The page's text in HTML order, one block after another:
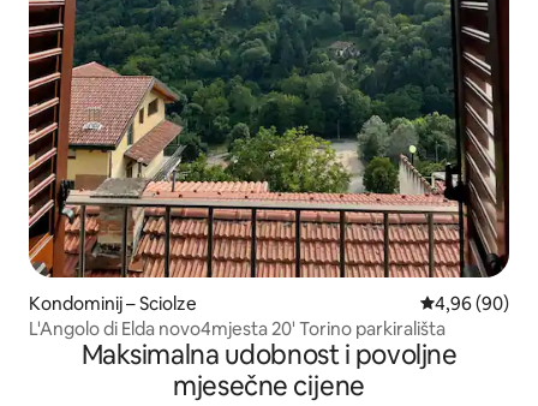
Kondominij – Sciolze Prosječna
4,96 (90)
L'Angolo di Elda novo4mjesta 20' Torino parkirališta
Maksimalna udobnost i povoljne
mjesečne cijene